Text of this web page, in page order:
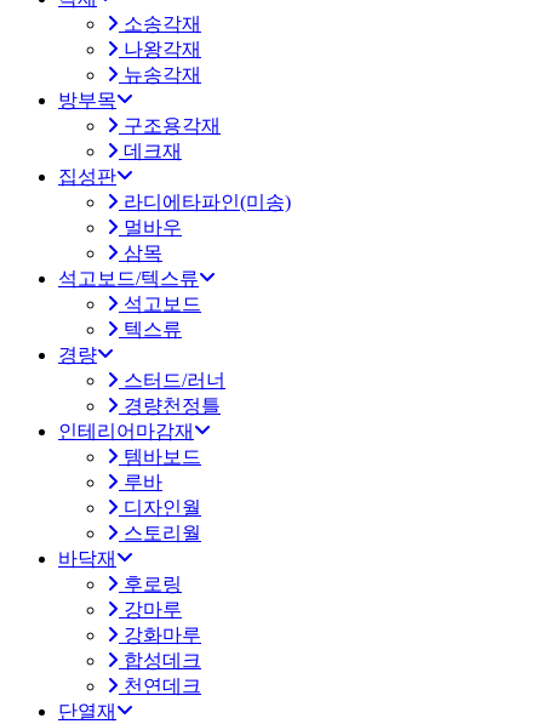
소송각재
나왕각재
뉴송각재
방부목
구조용각재
데크재
집성판
라디에타파인(미송)
멀바우
삼목
석고보드/텍스류
석고보드
텍스류
경량
스터드/러너
경량천정틀
인테리어마감재
템바보드
루바
디자인월
스토리월
바닥재
후로링
강마루
강화마루
합성데크
천연데크
단열재